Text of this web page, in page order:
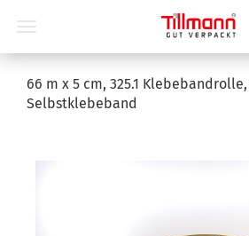
66 m x 5 cm, 325.1 Klebebandrolle,
Selbstklebeband